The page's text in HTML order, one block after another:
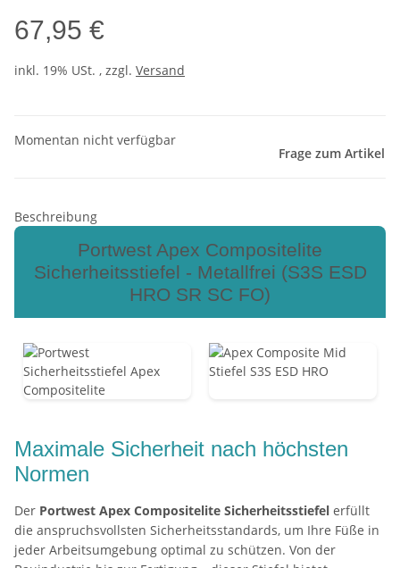
67,95 €
inkl. 19% USt. , zzgl. Versand
Momentan nicht verfügbar
Frage zum Artikel
Beschreibung
Portwest Apex Compositelite
Sicherheitsstiefel - Metallfrei (S3S ESD
HRO SR SC FO)
Maximale Sicherheit nach höchsten
Normen
Der Portwest Apex Compositelite Sicherheitsstiefel erfüllt
die anspruchsvollsten Sicherheitsstandards, um Ihre Füße in
jeder Arbeitsumgebung optimal zu schützen. Von der